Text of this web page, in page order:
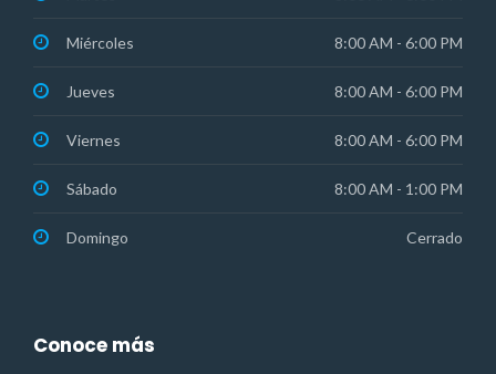
Miércoles 8:00 AM - 6:00 PM
Jueves 8:00 AM - 6:00 PM
Viernes 8:00 AM - 6:00 PM
Sábado 8:00 AM - 1:00 PM
Domingo Cerrado
Conoce más